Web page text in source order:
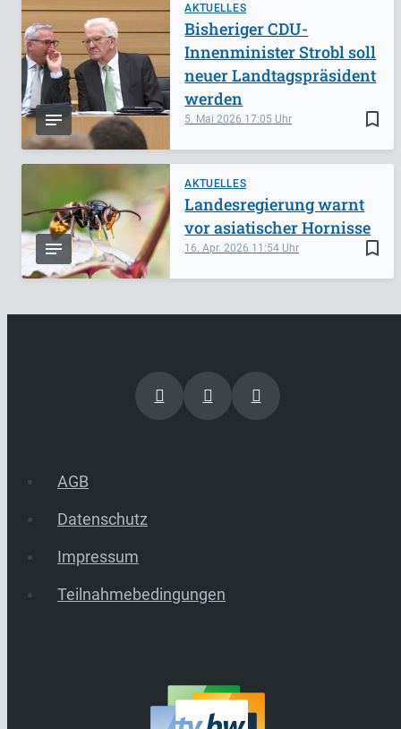
AKTUELLES
bookmark_border
5. Mai 2026 17:05
Bisheriger CDU-
Innenminister Strobl soll
neuer Landtagspräsident
werden
AKTUELLES
bookmark_border
16. Apr. 2026 11:54
Landesregierung warnt
vor asiatischer Hornisse
AGB
Datenschutz
Impressum
Teilnahmebedingungen